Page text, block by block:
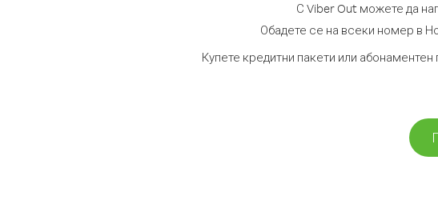
С Viber Out можете да
Обадете се на всеки номер в
Купете кредитни пакети или